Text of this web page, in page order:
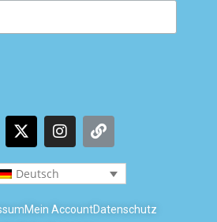
Deutsch
Mein AccountDatenschutz